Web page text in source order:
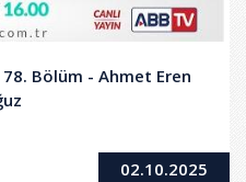
Bölüm - Ahmet Eren
02.10.2025